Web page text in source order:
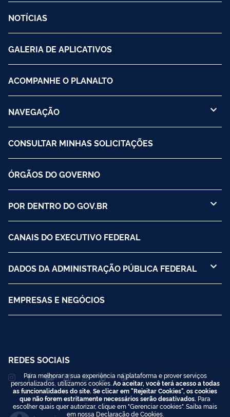
NOTÍCIAS
GALERIA DE APLICATIVOS
ACOMPANHE O PLANALTO
NAVEGAÇÃO
CONSULTAR MINHAS SOLICITAÇÕES
ÓRGÃOS DO GOVERNO
POR DENTRO DO GOV.BR
CANAIS DO EXECUTIVO FEDERAL
DADOS DA ADMINISTRAÇÃO PÚBLICA FEDERAL
EMPRESAS E NEGÓCIOS
REDES SOCIAIS
Para melhorar a sua experiência na plataforma e prover serviços
personalizados, utilizamos cookies. Ao aceitar, você terá acesso a todas
as funcionalidades do site. Se clicar em "Rejeitar Cookies", os cookies
que não forem estritamente necessários serão desativados. Para
escolher quais quer autorizar, clique em "Gerenciar cookies". Saiba mais
em nossa Declaração de Cookies.